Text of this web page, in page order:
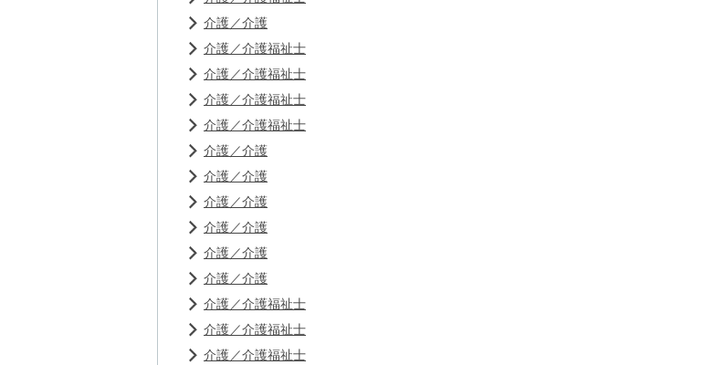
介護／介護
介護／介護福祉士
介護／介護福祉士
介護／介護福祉士
介護／介護福祉士
介護／介護
介護／介護
介護／介護
介護／介護
介護／介護
介護／介護
介護／介護福祉士
介護／介護福祉士
介護／介護福祉士